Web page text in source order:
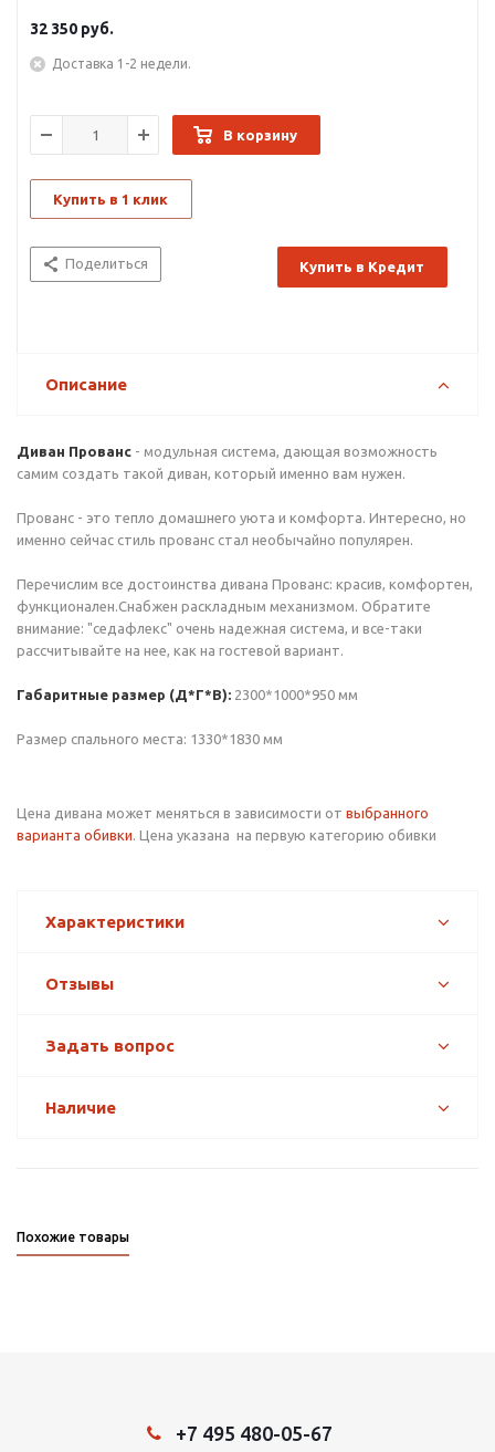
32 350 руб.
Доставка 1-2 недели.
В корзину
Купить в 1 клик
Поделиться Купить в Кредит
Описание
Диван Прованс - модульная система, дающая возможность
самим создать такой диван, который именно вам нужен.
Прованс - это тепло домашнего уюта и комфорта. Интересно, но
именно сейчас стиль прованс стал необычайно популярен.
Перечислим все достоинства дивана Прованс: красив, комфортен,
функционален.Снабжен раскладным механизмом. Обратите
внимание: "седафлекс" очень надежная система, и все-таки
рассчитывайте на нее, как на гостевой вариант.
Габаритные размер (Д*Г*В): 2300*1000*950 мм
Размер спального места: 1330*1830 мм
Цена дивана может меняться в зависимости от выбранного
варианта обивки. Цена указана на первую категорию обивки
Характеристики
Отзывы
Задать вопрос
Наличие
Похожие товары
+7 495 480-05-67